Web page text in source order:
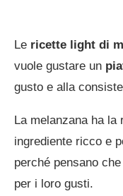
Le ricette light di
vuole gustare un
gusto e alla
La melanzana ha la
ingrediente ricco e
perché pensano
per i loro gusti.